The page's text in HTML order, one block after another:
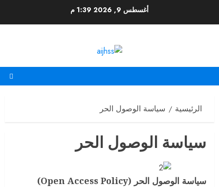
أغسطس 9, 2026 1:39 م
الرئيسية سياسة الوصول الحر
سياسة الوصول الحر
سياسة الوصول الحر (Open Access Policy)